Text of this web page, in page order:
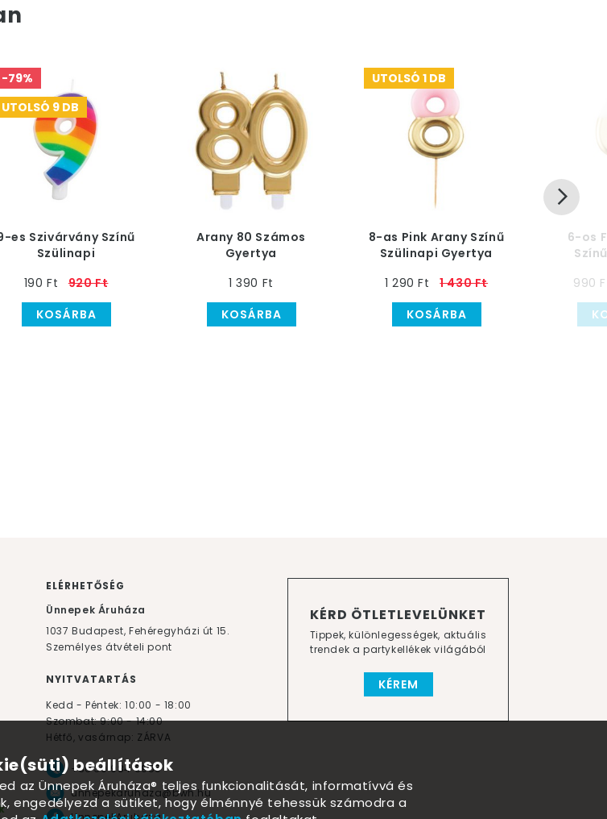
-79%
UTOLSÓ 9 DB
es Szivárvány Színű
Szülinapi
190 Ft
920 Ft
KOSÁRBA
Arany 80 Számos
Gyertya
1 390 Ft
KOSÁRBA
UTOLSÓ 1 DB
8-as Pink Arany Színű
Szülinapi Gyertya
1 290 Ft
1 430 Ft
KOSÁRBA
6-os
990
KÉRD ÖTLETLEVELÜNKET
Tippek, különlegességek, aktuális
trendek a partykellékek világából
KÉREM
ELÉRHETŐSÉG
Ünnepek Áruháza
1037 Budapest, Fehéregyházi út 15.
Személyes átvételi pont
NYITVATARTÁS
Kedd - Péntek: 10:00 - 18:00
Szombat: 9:00 - 14:00
Hétfő, vasárnap: ZÁRVA
+36 30 984 6955
unnepekaruhaza@bwh.hu
beállítások
az Ünnepek Áruháza® teljes funkcionalitását, informatívvá és
engedélyezd a sütiket, hogy élménnyé tehessük számodra a